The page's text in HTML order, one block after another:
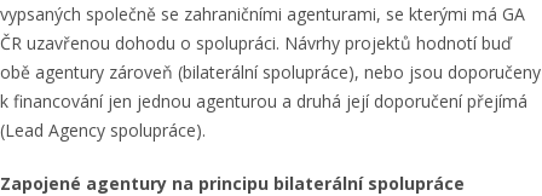
vypsaných společně se zahraničními agenturami, se kterými má GA
ČR uzavřenou dohodu o spolupráci. Návrhy projektů hodnotí buď
obě agentury zároveň (bilaterální spolupráce), nebo jsou doporučeny
k financování jen jednou agenturou a druhá její doporučení přejímá
(Lead Agency spolupráce).
Zapojené agentury na principu bilaterální spolupráce